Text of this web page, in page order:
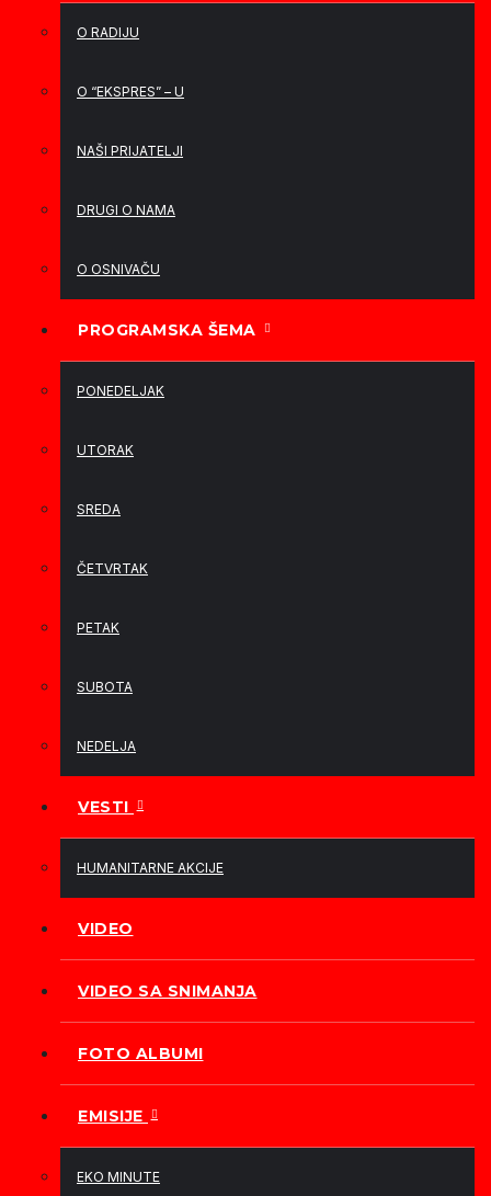
O RADIJU
O “EKSPRES” – U
NAŠI PRIJATELJI
DRUGI O NAMA
O OSNIVAČU
PROGRAMSKA ŠEMA
PONEDELJAK
UTORAK
SREDA
ČETVRTAK
PETAK
SUBOTA
NEDELJA
VESTI
HUMANITARNE AKCIJE
VIDEO
VIDEO SA SNIMANJA
FOTO ALBUMI
EMISIJE
EKO MINUTE